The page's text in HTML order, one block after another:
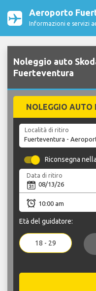
Aeroporto
Informazioni e servizi
Noleggio auto
Fuerteventura
NOLEGGIO AUTO
Località di ritiro
Riconsegna
Data di ritiro
Età del guidatore:
18 - 29